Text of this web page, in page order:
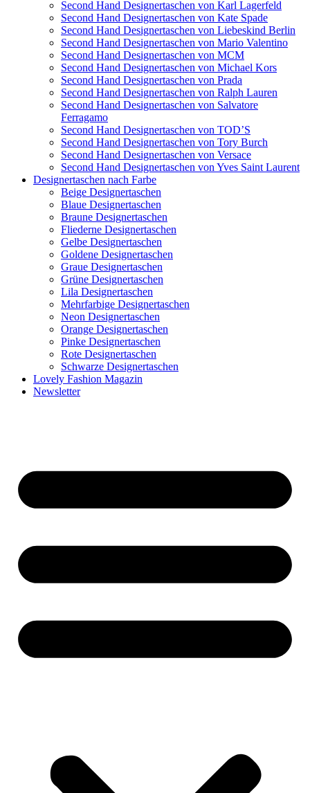
Second Hand Designertaschen von Karl Lagerfeld
Second Hand Designertaschen von Kate Spade
Second Hand Designertaschen von Liebeskind Berlin
Second Hand Designertaschen von Mario Valentino
Second Hand Designertaschen von MCM
Second Hand Designertaschen von Michael Kors
Second Hand Designertaschen von Prada
Second Hand Designertaschen von Ralph Lauren
Second Hand Designertaschen von Salvatore
Ferragamo
Second Hand Designertaschen von TOD’S
Second Hand Designertaschen von Tory Burch
Second Hand Designertaschen von Versace
Second Hand Designertaschen von Yves Saint Laurent
Designertaschen nach Farbe
Beige Designertaschen
Blaue Designertaschen
Braune Designertaschen
Fliederne Designertaschen
Gelbe Designertaschen
Goldene Designertaschen
Graue Designertaschen
Grüne Designertaschen
Lila Designertaschen
Mehrfarbige Designertaschen
Neon Designertaschen
Orange Designertaschen
Pinke Designertaschen
Rote Designertaschen
Schwarze Designertaschen
Lovely Fashion Magazin
Newsletter